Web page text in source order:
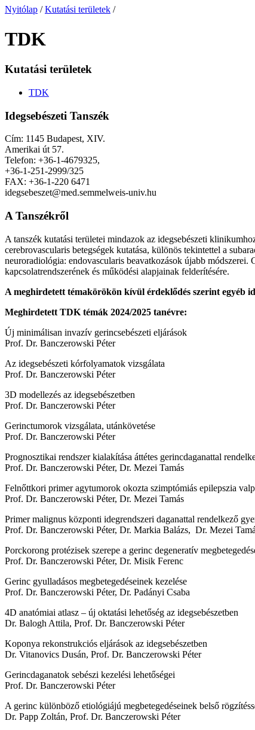
Nyitólap / Kutatási területek /
TDK
Kutatási területek
TDK
Idegsebészeti Tanszék
Cím: 1145 Budapest, XIV.
Amerikai út 57.
Telefon: +36-1-4679325,
+36-1-251-2999/325
FAX: +36-1-220 6471
idegsebeszet@med.semmelweis-univ.hu
A Tanszékről
A tanszék kutatási területei mindazok az idegsebészeti
cerebrovascularis betegségek kutatása, különös tekintettel a
neuroradiológia: endovascularis beavatkozások újabb
kapcsolatrendszerének és működési alapjainak felderítésére.
A meghirdetett témakörökön kívül érdeklődés szerint egyéb
Meghirdetett TDK témák 2024/2025 tanévre:
Új minimálisan invazív gerincsebészeti eljárások
Prof. Dr. Banczerowski Péter
Az idegsebészeti kórfolyamatok vizsgálata
Prof. Dr. Banczerowski Péter
3D modellezés az idegsebészetben
Prof. Dr. Banczerowski Péter
Gerinctumorok vizsgálata, utánkövetése
Prof. Dr. Banczerowski Péter
Prognosztikai rendszer kialakítása áttétes gerincdaganattal
Prof. Dr. Banczerowski Péter, Dr. Mezei Tamás
Felnőttkori primer agytumorok okozta szimptómiás epilepszia
Prof. Dr. Banczerowski Péter, Dr. Mezei Tamás
Primer malignus központi idegrendszeri daganattal rendelkező
Prof. Dr. Banczerowski Péter, Dr. Markia Balázs, Dr. Mezei
Porckorong protézisek szerepe a gerinc degeneratív
Prof. Dr. Banczerowski Péter, Dr. Misik Ferenc
Gerinc gyulladásos megbetegedéseinek kezelése
Prof. Dr. Banczerowski Péter, Dr. Padányi Csaba
4D anatómiai atlasz – új oktatási lehetőség az idegsebészetben
Dr. Balogh Attila, Prof. Dr. Banczerowski Péter
Koponya rekonstrukciós eljárások az idegsebészetben
Dr. Vitanovics Dusán, Prof. Dr. Banczerowski Péter
Gerincdaganatok sebészi kezelési lehetőségei
Prof. Dr. Banczerowski Péter
A gerinc különböző etiológiájú megbetegedéseinek belső
Dr. Papp Zoltán, Prof. Dr. Banczerowski Péter